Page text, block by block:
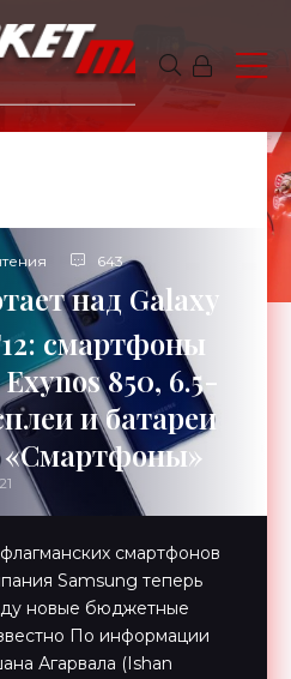
643
над Galaxy
смартфоны
850, 6.5-
и батареи
смартфонов
Samsung теперь
новые бюджетные
По информации
Агарвала (Ishan